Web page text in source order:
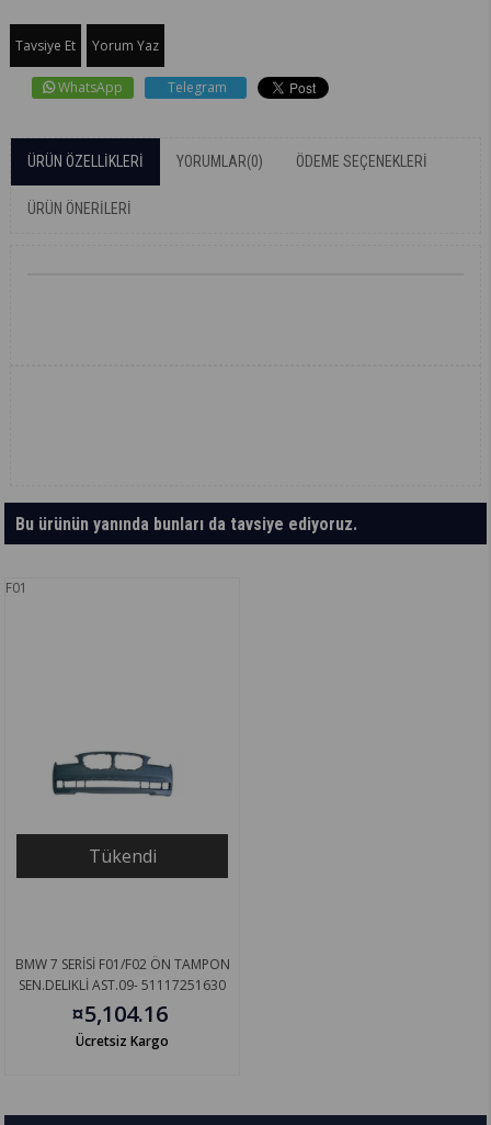
Tavsiye Et Yorum Yaz
WhatsApp Telegram
ÜRÜN ÖZELLIKLERI YORUMLAR(0) ÖDEME SEÇENEKLERI
ÜRÜN ÖNERILERI
Bu ürünün yanında bunları da tavsiye ediyoruz.
F01
Tükendi
BMW 7 SERİSİ F01/F02 ÖN TAMPON
SEN.DELIKLİ AST.09- 51117251630
¤5,104.16
Ücretsiz Kargo